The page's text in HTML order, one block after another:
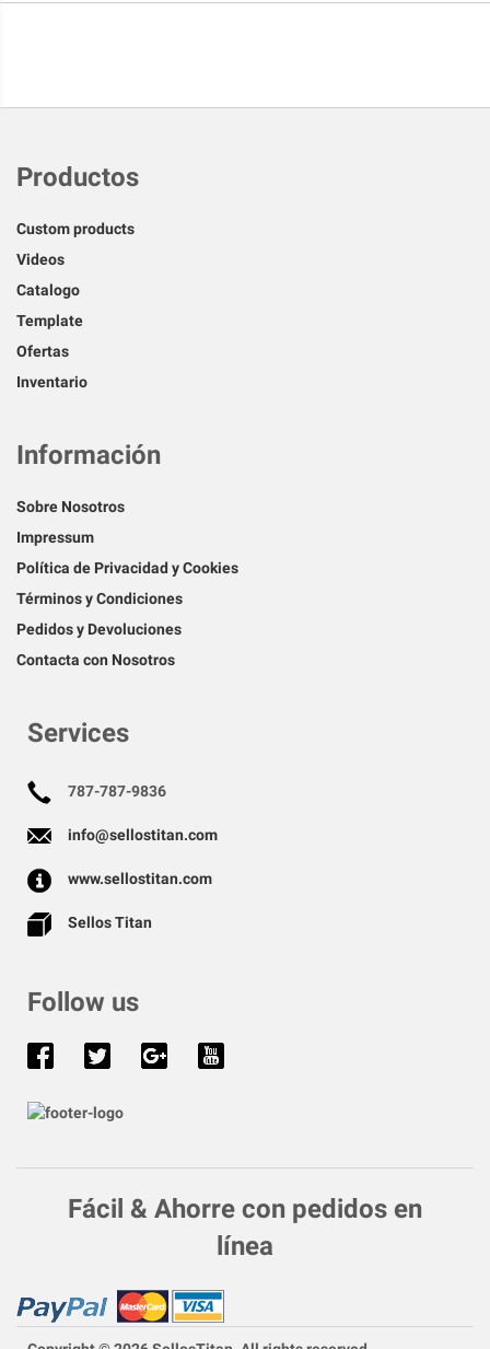
Productos
Custom products
Videos
Catalogo
Template
Ofertas
Inventario
Información
Sobre Nosotros
Impressum
Política de Privacidad y Cookies
Términos y Condiciones
Pedidos y Devoluciones
Contacta con Nosotros
Services
787-787-9836
info@sellostitan.com
www.sellostitan.com
Sellos Titan
Follow us
Fácil & Ahorre con pedidos en
línea